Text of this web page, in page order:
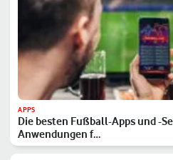
APPS
Die besten Fußball-Apps und -
Anwendungen f…